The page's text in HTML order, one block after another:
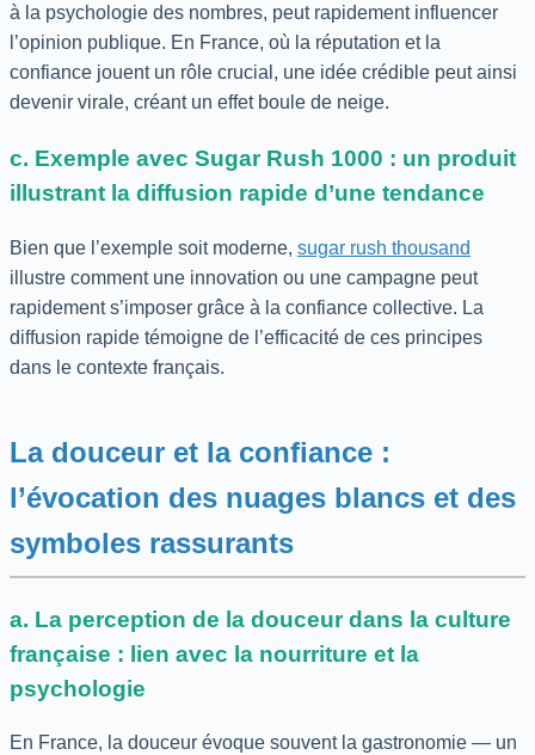
à la psychologie des nombres, peut rapidement influencer
l’opinion publique. En France, où la réputation et la
confiance jouent un rôle crucial, une idée crédible peut ainsi
devenir virale, créant un effet boule de neige.
c. Exemple avec Sugar Rush 1000 : un produit
illustrant la diffusion rapide d’une tendance
Bien que l’exemple soit moderne, sugar rush thousand
illustre comment une innovation ou une campagne peut
rapidement s’imposer grâce à la confiance collective. La
diffusion rapide témoigne de l’efficacité de ces principes
dans le contexte français.
La douceur et la confiance :
l’évocation des nuages blancs et des
symboles rassurants
a. La perception de la douceur dans la culture
française : lien avec la nourriture et la
psychologie
En France, la douceur évoque souvent la gastronomie — un